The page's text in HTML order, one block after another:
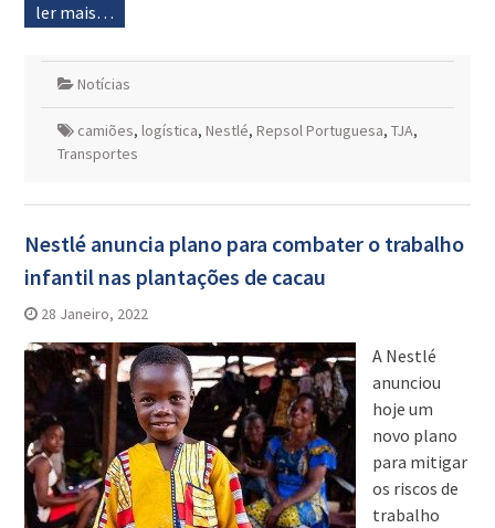
ler mais…
Notícias
camiões, logística, Nestlé, Repsol Portuguesa, TJA,
Transportes
Nestlé anuncia plano para combater o trabalho
infantil nas plantações de cacau
28 Janeiro, 2022
A Nestlé
anunciou
hoje um
novo plano
para mitigar
os riscos de
trabalho